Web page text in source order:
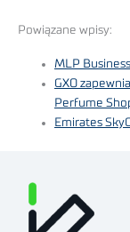
Powiązane wpisy:
MLP
GXO
Perfume
Emirates